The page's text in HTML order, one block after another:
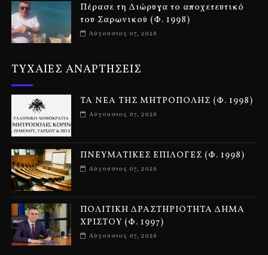
Πέρασε τη Διώρυγα το αποχετευτικό
του Σαρωνικού (Φ. 1998)
Αύγουστος 07, 2026
ΤΥΧΑΙΕΣ ΑΝΑΡΤΗΣΕΙΣ
ΤΑ ΝΕΑ ΤΗΣ ΜΗΤΡΟΠΟΛΗΣ (Φ. 1998)
Αύγουστος 07, 2026
ΠΝΕΥΜΑΤΙΚΕΣ ΕΠΙΛΟΓΕΣ (Φ. 1998)
Αύγουστος 07, 2026
ΠΟΛΙΤΙΚΗ ΔΡΑΣΤΗΡΙΟΤΗΤΑ ΔΗΜΑ
ΧΡΙΣΤΟΥ (Φ. 1997)
Αύγουστος 07, 2026